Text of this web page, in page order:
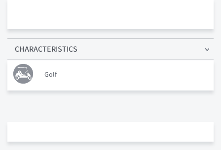
CHARACTERISTICS
Golf